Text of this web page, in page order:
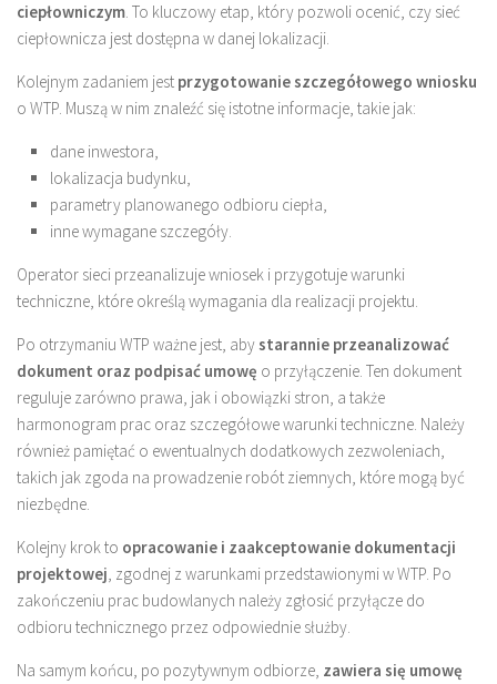
ciepłowniczym. To kluczowy etap, który pozwoli ocenić, czy sieć
ciepłownicza jest dostępna w danej lokalizacji.
Kolejnym zadaniem jest przygotowanie szczegółowego wniosku
o WTP. Muszą w nim znaleźć się istotne informacje, takie jak:
dane inwestora,
lokalizacja budynku,
parametry planowanego odbioru ciepła,
inne wymagane szczegóły.
Operator sieci przeanalizuje wniosek i przygotuje warunki
techniczne, które określą wymagania dla realizacji projektu.
Po otrzymaniu WTP ważne jest, abystarannie przeanalizować
dokument oraz podpisać umowę o przyłączenie. Ten dokument
reguluje zarówno prawa, jak i obowiązki stron, a także
harmonogram prac oraz szczegółowe warunki techniczne. Należy
również pamiętać o ewentualnych dodatkowych zezwoleniach,
takich jak zgoda na prowadzenie robót ziemnych, które mogą być
niezbędne.
Kolejny krok to opracowanie i zaakceptowanie dokumentacji
projektowej, zgodnej z warunkami przedstawionymi w WTP. Po
zakończeniu prac budowlanych należy zgłosić przyłącze do
odbioru technicznego przez odpowiednie służby.
Na samym końcu, po pozytywnym odbiorze, zawiera się umowę